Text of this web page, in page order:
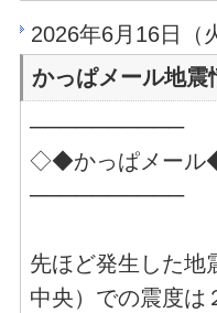
2026年6月16日（
かっぱメール地震
──────────
◇◆かっぱメー
──────────
先ほど発生した地
中央）での震度は